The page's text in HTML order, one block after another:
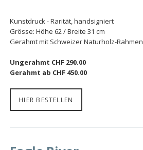
Kunstdruck - Rarität, handsigniert
Grösse: Höhe 62 / Breite 31 cm
Gerahmt mit Schweizer Naturholz-Rahmen
Ungerahmt CHF 290.00
Gerahmt ab CHF 450.00
HIER BESTELLEN